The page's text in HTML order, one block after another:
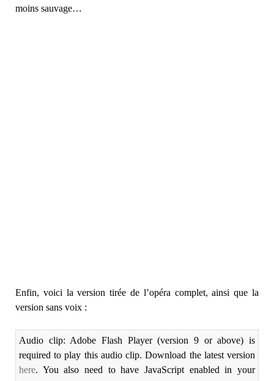
moins sauvage…
Enfin, voici la version tirée de l’opéra complet, ainsi que la
version sans voix :
Audio clip: Adobe Flash Player (version 9 or above) is
required to play this audio clip. Download the latest version
here. You also need to have JavaScript enabled in your